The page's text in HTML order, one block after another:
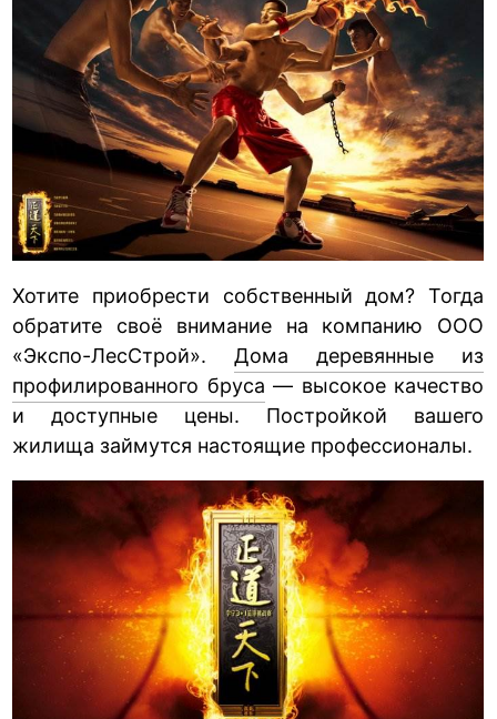
Хотите приобрести собственный дом? Тогда
обратите своё внимание на компанию ООО
«Экспо-ЛесСтрой».Дома деревянные из
профилированного бруса — высокое качество
и доступные цены. Постройкой вашего
жилища займутся настоящие профессионалы.